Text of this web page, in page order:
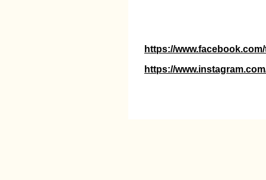
https://
https://